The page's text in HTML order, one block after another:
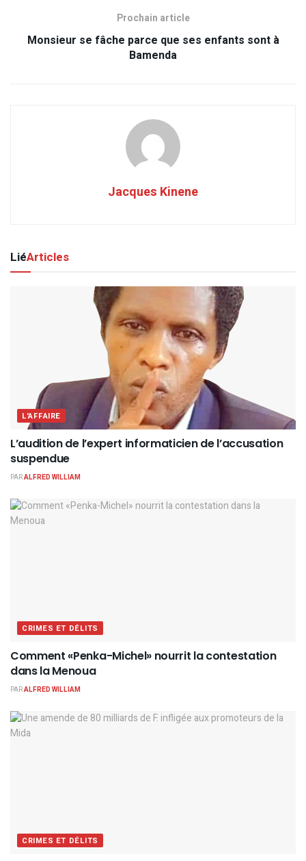
Prochain article
Monsieur se fâche parce que ses enfants sont à
Bamenda
Jacques Kinene
LiéArticles
L'AFFAIRE
L’audition de l’expert informaticien de l’accusation
suspendue
PARALFRED WILLIAM
CRIMES ET DÉLITS
Comment «Penka-Michel» nourrit la contestation
dans la Menoua
PARALFRED WILLIAM
CRIMES ET DÉLITS